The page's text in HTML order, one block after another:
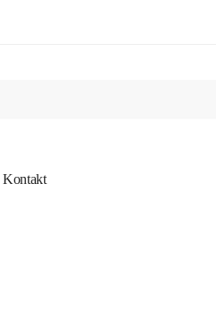
Kontakt